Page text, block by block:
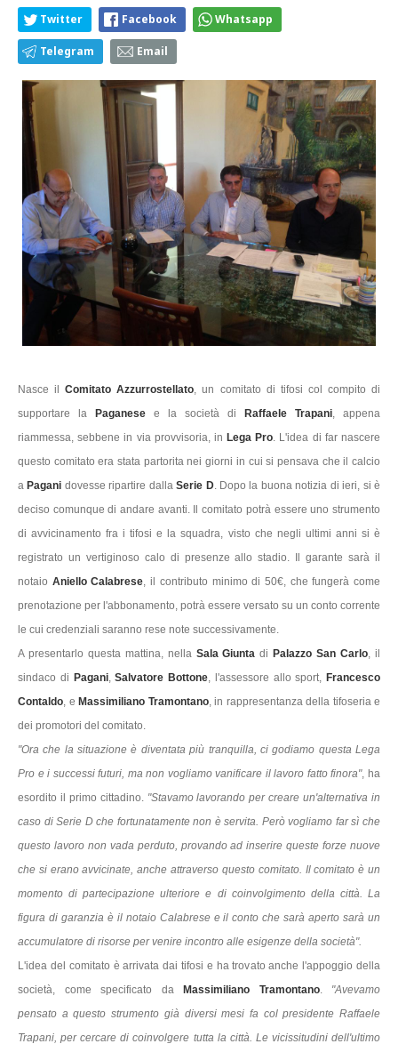
Twitter Facebook Whatsapp
Telegram Email
Nasce ilComitato Azzurrostellato , un comitato di tifosi col compito di
supportare la Paganese e la società di Raffaele Trapani , appena
riammessa, sebbene in via provvisoria, inLega Pro . L'idea di far nascere
questo comitato era stata partorita nei giorni in cui si pensava che il calcio
aPagani dovesse ripartire dallaSerie D. Dopo la buona notizia di ieri, si è
deciso comunque di andare avanti. Il comitato potrà essere uno strumento
di avvicinamento fra i tifosi e la squadra, visto che negli ultimi anni si è
registrato un vertiginoso calo di presenze allo stadio. Il garante sarà il
notaio Aniello Calabrese , il contributo minimo di 50€, che fungerà come
prenotazione per l'abbonamento, potrà essere versato su un conto corrente
le cui credenziali saranno rese note successivamente.
A presentarlo questa mattina, nella Sala Giuntadi Palazzo San Carlo , il
sindaco di Pagani,Salvatore Bottone , l'assessore allo sport, Francesco
Contaldo , e Massimiliano Tramontano, in rappresentanza della tifoseria e
dei promotori del comitato.
"Ora che la situazione è diventata più tranquilla, ci godiamo questa Lega
Pro e i successi futuri, ma non vogliamo vanificare il lavoro fatto finora", ha
esordito il primo cittadino.
"Stavamo lavorando per creare un'alternativa in
caso di Serie D che fortunatamente non è servita. Però vogliamo far sì che
questo lavoro non vada perduto, provando ad inserire queste forze nuove
che si erano avvicinate, anche attraverso questo comitato. Il comitato è un
momento di partecipazione ulteriore e di coinvolgimento della città. La
figura di garanzia è il notaio Calabrese e il conto che sarà aperto sarà un
accumulatore di risorse per venire incontro alle esigenze della società".
L'idea del comitato è arrivata dai tifosi e ha trovato anche l'appoggio della
società, come specificato da Massimiliano Tramontano. "Avevamo
pensato a questo strumento già diversi mesi fa col presidente Raffaele
Trapani, per cercare di coinvolgere tutta la città. Le vicissitudini dell'ultimo